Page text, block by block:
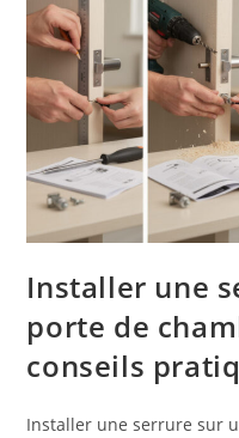
Installer une
porte de
conseils
Installer une serrure sur